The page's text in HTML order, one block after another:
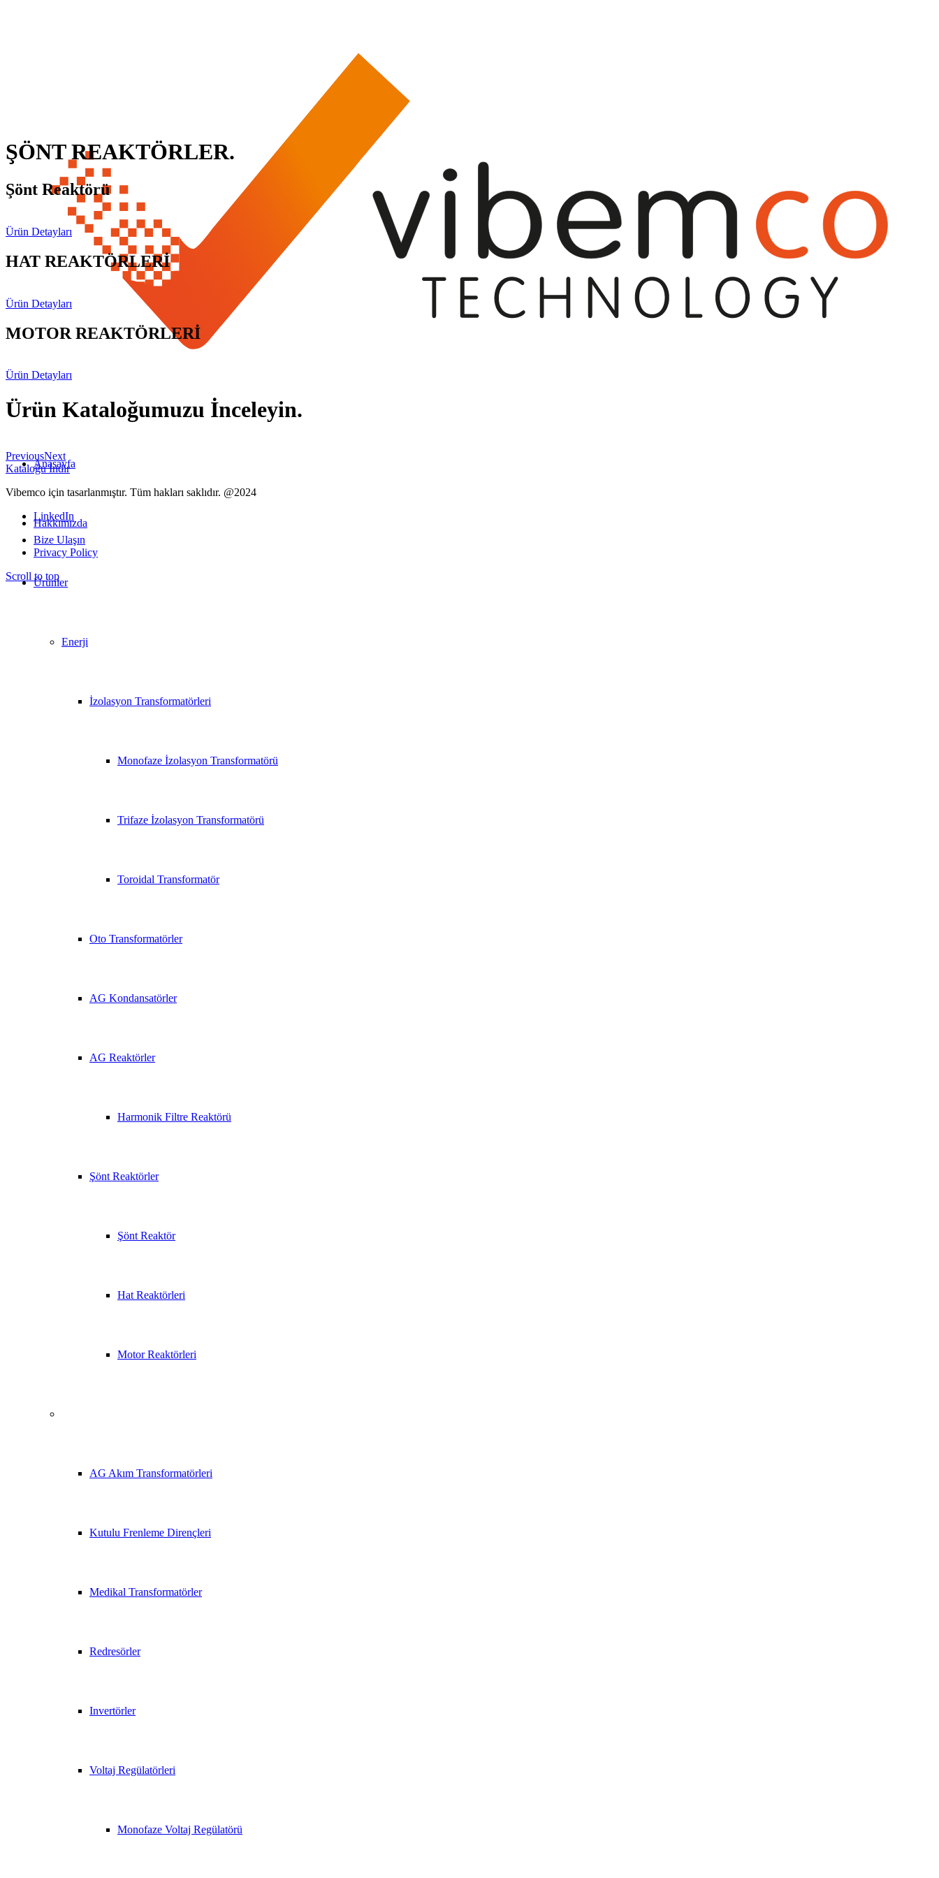
Anasayfa
Hakkımızda
Ürünler
Enerji
İzolasyon Transformatörleri
Monofaze İzolasyon Transformatörü
Trifaze İzolasyon Transformatörü
Toroidal Transformatör
Oto Transformatörler
AG Kondansatörler
AG Reaktörler
Harmonik Filtre Reaktörü
Şönt Reaktörler
Şönt Reaktör
Hat Reaktörleri
Motor Reaktörleri
AG Akım Transformatörleri
Kutulu Frenleme Dirençleri
Medikal Transformatörler
Redresörler
Invertörler
Voltaj Regülatörleri
Monofaze Voltaj Regülatörü
ŞÖNT REAKTÖRLER.
Şönt Reaktörü
Ürün Detayları
HAT REAKTÖRLERİ
Ürün Detayları
MOTOR REAKTÖRLERİ
Ürün Detayları
Ürün Kataloğumuzu İnceleyin.
PreviousNext
Kataloğu İndir
Vibemco için tasarlanmıştır. Tüm hakları saklıdır. @2024
LinkedIn
Bize Ulaşın
Privacy Policy
Scroll to top